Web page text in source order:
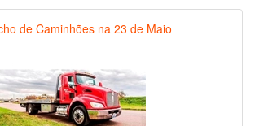
de Caminhões na 23 de Maio